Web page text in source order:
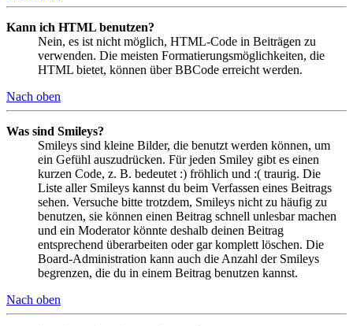
Kann ich HTML benutzen?
Nein, es ist nicht möglich, HTML-Code in Beiträgen zu
verwenden. Die meisten Formatierungsmöglichkeiten, die
HTML bietet, können über BBCode erreicht werden.
Nach oben
Was sind Smileys?
Smileys sind kleine Bilder, die benutzt werden können, um
ein Gefühl auszudrücken. Für jeden Smiley gibt es einen
kurzen Code, z. B. bedeutet :) fröhlich und :( traurig. Die
Liste aller Smileys kannst du beim Verfassen eines Beitrags
sehen. Versuche bitte trotzdem, Smileys nicht zu häufig zu
benutzen, sie können einen Beitrag schnell unlesbar machen
und ein Moderator könnte deshalb deinen Beitrag
entsprechend überarbeiten oder gar komplett löschen. Die
Board-Administration kann auch die Anzahl der Smileys
begrenzen, die du in einem Beitrag benutzen kannst.
Nach oben